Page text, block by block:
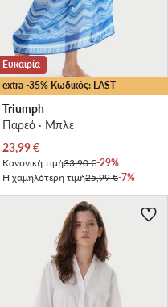
extra -35% Κωδικός: LAST
Ευκαιρία
Triumph
Παρεό · Μπλε
Τρέχουσα τιμή
23,99€
Κανονική τιμή33,90 €-29%
Η χαμηλότερη τιμή25,99 €-7%